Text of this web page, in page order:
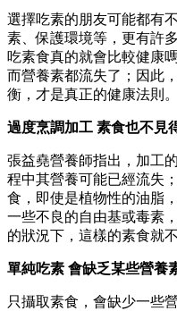
選擇吃素的朋友可能都有
素、保護環境等，更有許
吃素食真的就會比較健康
而營養素都流失了；因此
衡，才是真正的健康法則。
過度烹調加工 素食也不見
張益堯營養師指出，加工
程中其營養可能已經流失
食，即使是植物性的油脂
一些不良的自由基或毒素
的狀況下，這樣的素食就
單純吃素 會缺乏某些營養
只攝取素食，會缺少一些